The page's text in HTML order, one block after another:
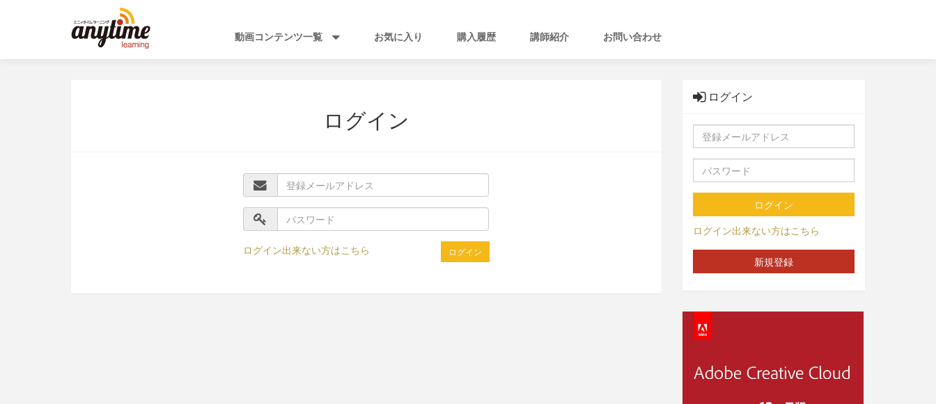
動画コンテンツ一覧 お気に入り 購入履歴 講師紹介 お問い合わせ
ログイン
ログイン
ログイン出来ない方はこちら
ログイン
ログイン
ログイン出来ない方はこちら
新規登録